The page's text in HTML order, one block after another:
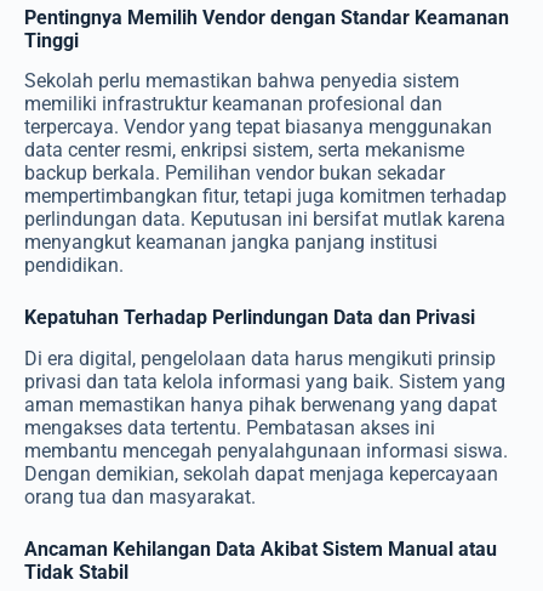
Pentingnya Memilih Vendor dengan Standar Keamanan
Tinggi
Sekolah perlu memastikan bahwa penyedia sistem
memiliki infrastruktur keamanan profesional dan
terpercaya. Vendor yang tepat biasanya menggunakan
data center resmi, enkripsi sistem, serta mekanisme
backup berkala. Pemilihan vendor bukan sekadar
mempertimbangkan fitur, tetapi juga komitmen terhadap
perlindungan data. Keputusan ini bersifat mutlak karena
menyangkut keamanan jangka panjang institusi
pendidikan.
Kepatuhan Terhadap Perlindungan Data dan Privasi
Di era digital, pengelolaan data harus mengikuti prinsip
privasi dan tata kelola informasi yang baik. Sistem yang
aman memastikan hanya pihak berwenang yang dapat
mengakses data tertentu. Pembatasan akses ini
membantu mencegah penyalahgunaan informasi siswa.
Dengan demikian, sekolah dapat menjaga kepercayaan
orang tua dan masyarakat.
Ancaman Kehilangan Data Akibat Sistem Manual atau
Tidak Stabil